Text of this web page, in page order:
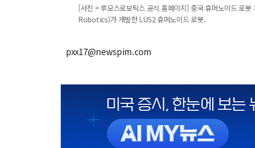
[사진 = 루모스로보틱스 공식 홈페이지] 중국 휴머노이드 로
Robotics)가 개발한 LUS2 휴머노이드 로봇.
pxx17@newspim.com